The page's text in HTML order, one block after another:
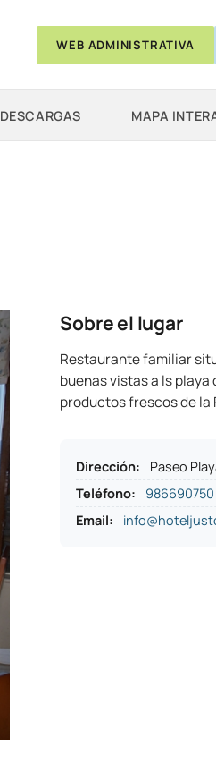
WEB ADMINISTRATIVA
DESCARGAS MAPA
Sobre el lugar
Restaurante familiar
buenas vistas a ls
productos frescos de la
Dirección:
Paseo
Teléfono:
986690750
Email: